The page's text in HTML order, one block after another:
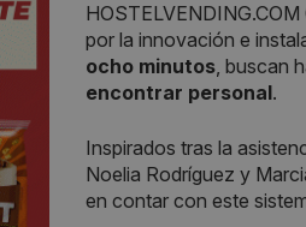
por la innovación e
ocho minutos, buscan
encontrar personal.
Inspirados tras la
Noelia Rodríguez y
en contar con este